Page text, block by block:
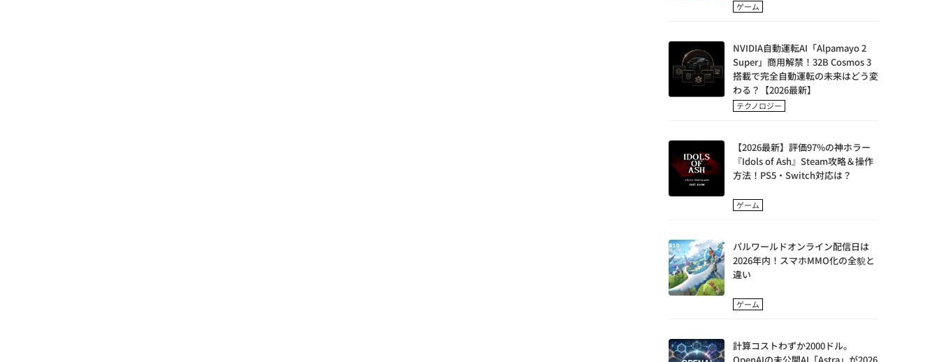
ゲーム
NVIDIA自動運転AI「Alpamayo 2
Super」商用解禁！32B Cosmos 3
搭載で完全自動運転の未来はどう変
わる？【2026最新】
テクノロジー
【2026最新】評価97%の神ホラー
『Idols of Ash』Steam攻略＆操作
方法！PS5・Switch対応は？
ゲーム
パルワールドオンライン配信日は
2026年内！スマホMMO化の全貌と
違い
ゲーム
計算コストわずか2000ドル。